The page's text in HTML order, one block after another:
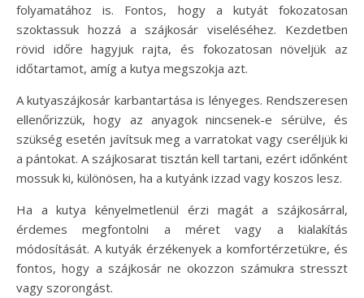
folyamatához is. Fontos, hogy a kutyát fokozatosan
szoktassuk hozzá a szájkosár viseléséhez. Kezdetben
rövid időre hagyjuk rajta, és fokozatosan növeljük az
időtartamot, amíg a kutya megszokja azt.
A kutyaszájkosár karbantartása is lényeges. Rendszeresen
ellenőrizzük, hogy az anyagok nincsenek-e sérülve, és
szükség esetén javítsuk meg a varratokat vagy cseréljük ki
a pántokat. A szájkosarat tisztán kell tartani, ezért időnként
mossuk ki, különösen, ha a kutyánk izzad vagy koszos lesz.
Ha a kutya kényelmetlenül érzi magát a szájkosárral,
érdemes megfontolni a méret vagy a kialakítás
módosítását. A kutyák érzékenyek a komfortérzetükre, és
fontos, hogy a szájkosár ne okozzon számukra stresszt
vagy szorongást.